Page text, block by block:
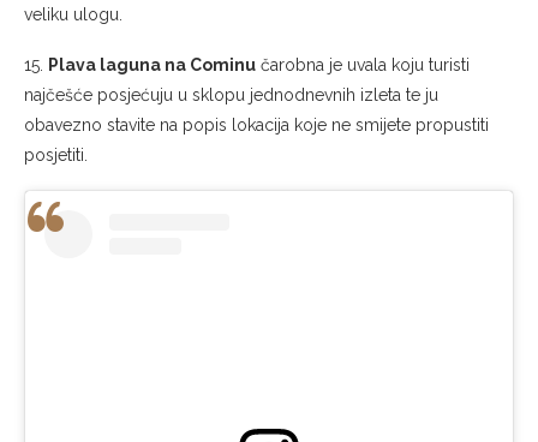
veliku ulogu.
15. Plava laguna na Cominu čarobna je uvala koju turisti
najčešće posjećuju u sklopu jednodnevnih izleta te ju
obavezno stavite na popis lokacija koje ne smijete propustiti
posjetiti.